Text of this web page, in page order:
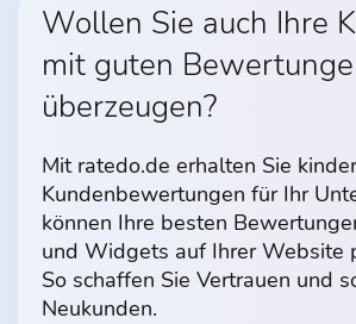
Wollen Sie auch Ihre
mit guten
überzeugen?
Mit ratedo.de erhalten Sie
Kundenbewertungen für Ihr
können Ihre besten
und Widgets auf Ihrer Website
So schaffen Sie Vertrauen und
Neukunden.